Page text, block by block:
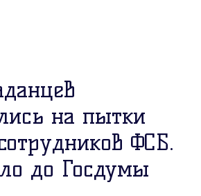
на пытки
ФСБ.
до Госдумы